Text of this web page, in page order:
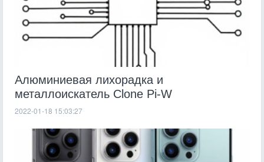
Алюминиевая лихорадка и
металлоискатель Clone Pi-W
2022-01-18 15:03:27